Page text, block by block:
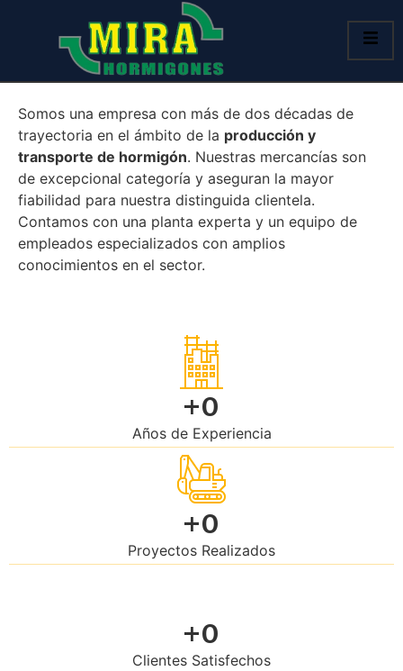
Somos una empresa con más de dos décadas de
trayectoria en el ámbito de la producción y
transporte de hormigón. Nuestras mercancías son
de excepcional categoría y aseguran la mayor
fiabilidad para nuestra distinguida clientela.
Contamos con una planta experta y un equipo de
empleados especializados con amplios
conocimientos en el sector.
+0
Años de Experiencia
+0
Proyectos Realizados
+0
Clientes Satisfechos